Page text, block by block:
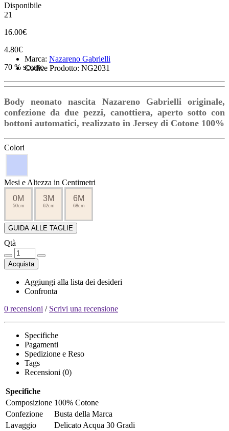
Disponibile
21
16.00€
4.80€
70 % sconto
Marca: Nazareno Gabrielli
Codice Prodotto: NG2031
Body neonato nascita Nazareno Gabrielli originale,
confezione da due pezzi, canottiera, aperto sotto con
bottoni automatici, realizzato in Jersey di Cotone 100%
Colori
Mesi e Altezza in Centimetri
0M
50cm
3M
62cm
6M
68cm
GUIDA ALLE TAGLIE
Qtà
Acquista
Aggiungi alla lista dei desideri
Confronta
0 recensioni / Scrivi una recensione
Specifiche
Pagamenti
Spedizione e Reso
Tags
Recensioni (0)
Specifiche
Composizione 100% Cotone
Confezione
Busta della Marca
Lavaggio
Delicato Acqua 30 Gradi